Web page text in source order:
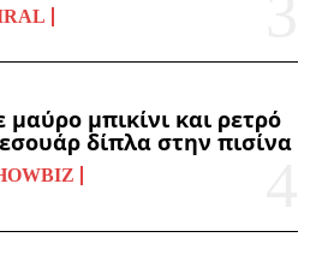
μαύρο μπικίνι και ρετρό
δίπλα στην πισίνα